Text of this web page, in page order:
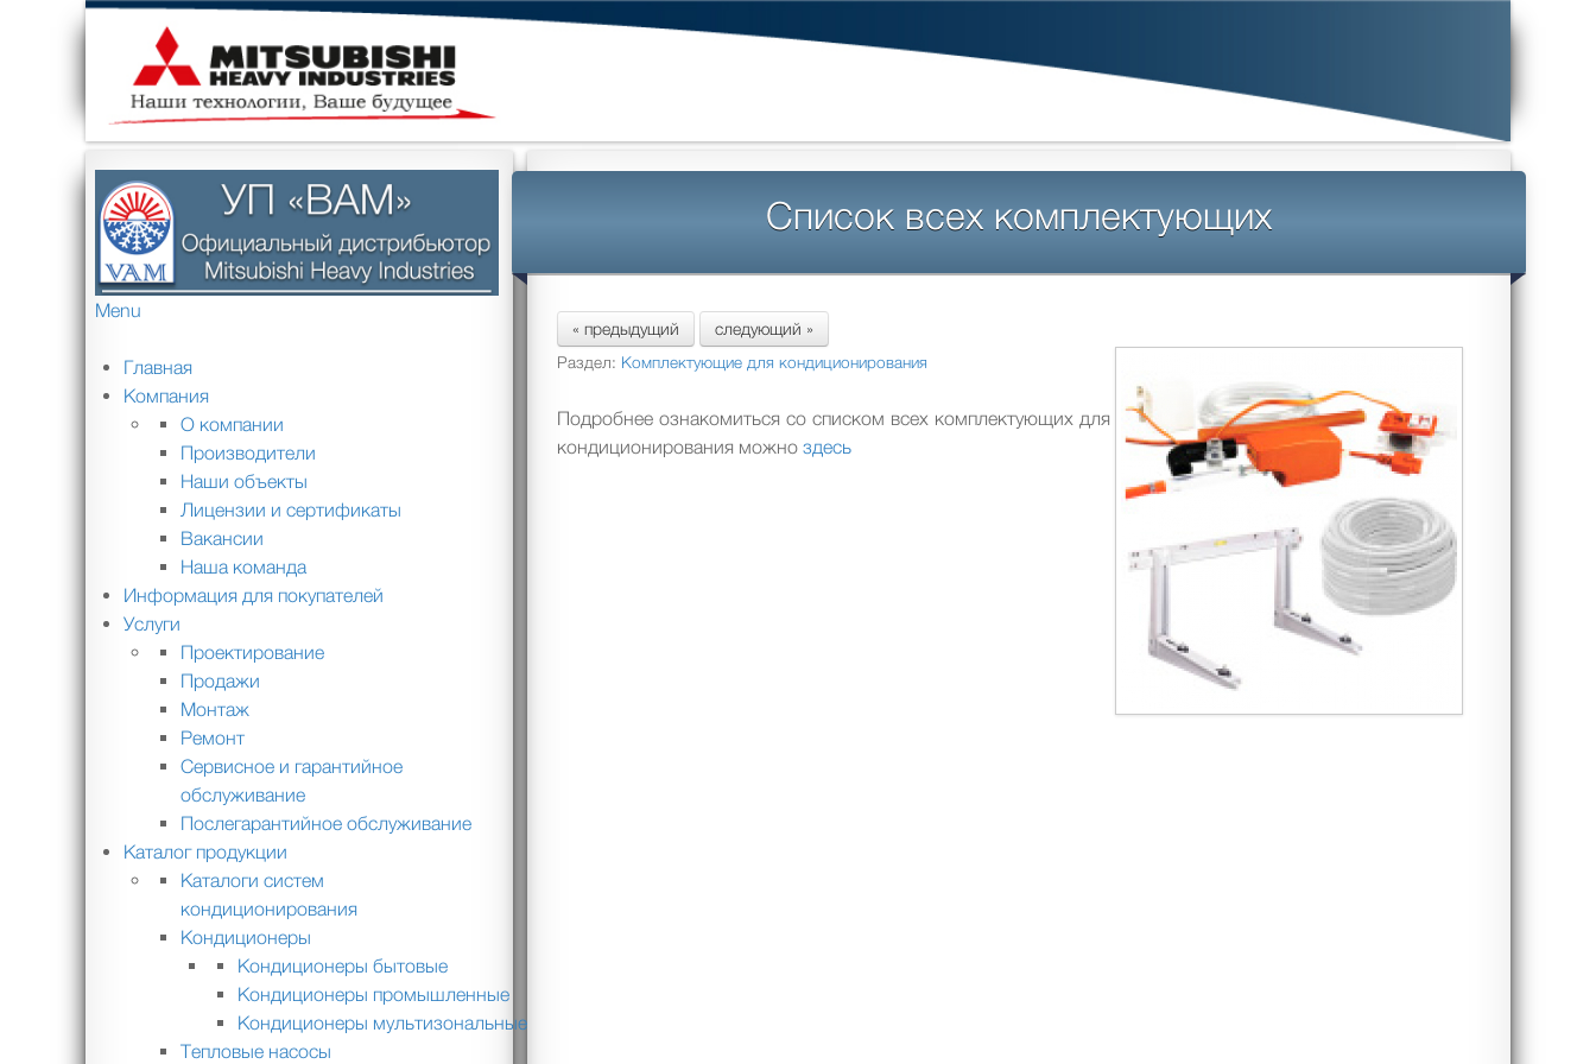
Menu
Главная
Компания
О компании
Производители
Наши объекты
Лицензии и сертификаты
Вакансии
Наша команда
Информация для покупателей
Услуги
Проектирование
Продажи
Монтаж
Ремонт
Сервисное и гарантийное
обслуживание
Послегарантийное обслуживание
Каталог продукции
Каталоги систем
кондиционирования
Кондиционеры
Кондиционеры бытовые
Кондиционеры промышленные
Кондиционеры мультизональные
Тепловые насосы
Cписок всех комплектующих
« предыдущий следующий »
Раздел: Комплектующие для кондиционирования
Подробнее ознакомиться со списком всех комплектующих для
кондиционирования можно здесь